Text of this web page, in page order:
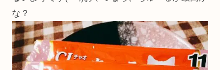
な？